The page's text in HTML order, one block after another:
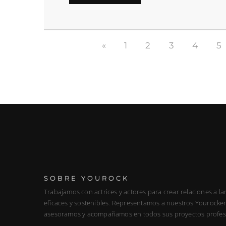
« 1 2 3 4 5
SOBRE YOUROCK
Trabajamos con actrices y actores para crear relaciones a
eficaces y sostenibles. Representamos a nuestros
asesoramos y acompañamos en todos sus proyectos